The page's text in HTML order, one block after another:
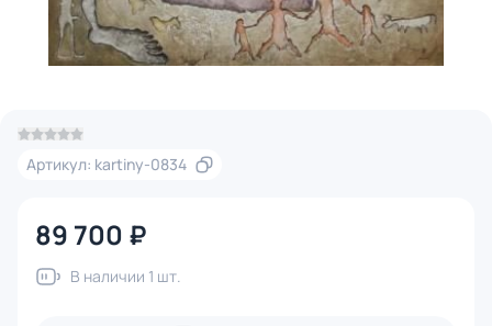
Артикул: kartiny-0834
89 700 ₽
В наличии 1 шт.